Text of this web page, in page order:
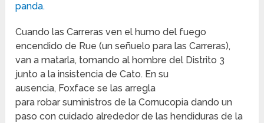
panda.
Cuando las Carreras ven el humo del fuego
encendido de Rue (un señuelo para las Carreras),
van a matarla, tomando al hombre del Distrito 3
junto a la insistencia de Cato. En su
ausencia, Foxface se las arregla
para robar suministros de la Cornucopia dando un
paso con cuidado alrededor de las hendiduras de la